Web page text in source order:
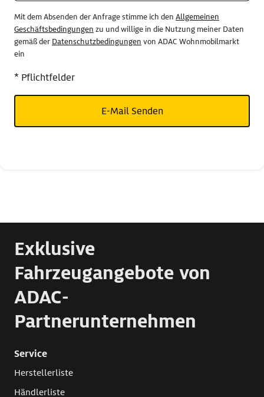
Mit dem Absenden der Anfrage stimme ich den Allgemeinen
Geschäftsbedingungen zu und willige in die Nutzung meiner Daten
gemäß der Datenschutzbedingungen von ADAC Wohnmobilmarkt
ein
* Pflichtfelder
E-Mail Senden
Exklusive
Fahrzeugangebote von
ADAC-
Partnerunternehmen
Service
Herstellerliste
Händlerliste